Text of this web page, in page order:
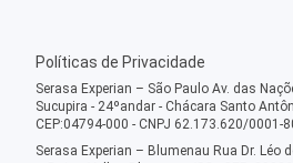
Políticas de Privacidade
Serasa Experian – São Paulo Av. das
Sucupira - 24ºandar - Chácara Santo
CEP:04794-000 - CNPJ 62.173.620/0001-
Serasa Experian – Blumenau Rua Dr. Léo